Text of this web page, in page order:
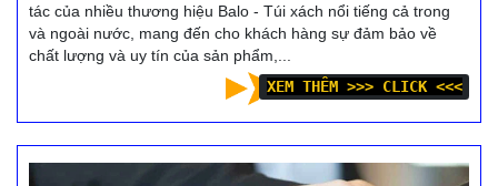
tác của nhiều thương hiệu Balo - Túi xách nổi tiếng cả trong
và ngoài nước, mang đến cho khách hàng sự đảm bảo về
chất lượng và uy tín của sản phẩm,...
XEM THÊM >>> CLICK <<<